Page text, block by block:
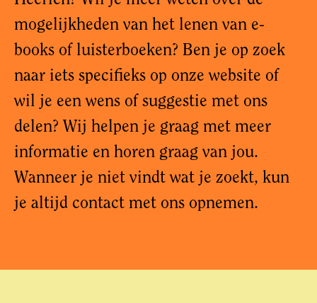
mogelijkheden van het lenen van e-
books of luisterboeken? Ben je op zoek
naar iets specifieks op onze website of
wil je een wens of suggestie met ons
delen? Wij helpen je graag met meer
informatie en horen graag van jou.
Wanneer je niet vindt wat je zoekt, kun
je altijd contact met ons opnemen.